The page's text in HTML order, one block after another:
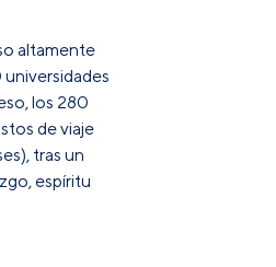
altamente
los 280
de viaje
tras un
espíritu